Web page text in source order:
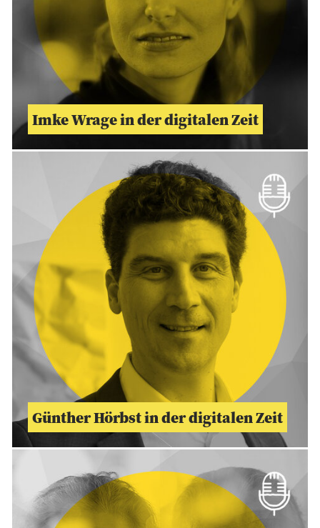
Imke Wrage in der digitalen Zeit
Günther Hörbst in der digitalen Zeit